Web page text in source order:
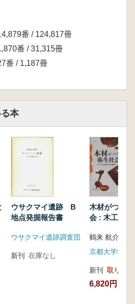
番 / 124,817冊
番 / 31,315冊
番 / 1,187冊
本
ウサクマイ遺跡 B
地点発掘報告書
ウサクマイ遺跡調査団
新刊 在庫なし
木材がつな
会 : 木工技術
鶴来 航介 著
京都大学学術
新刊 取り寄せ
6,820円